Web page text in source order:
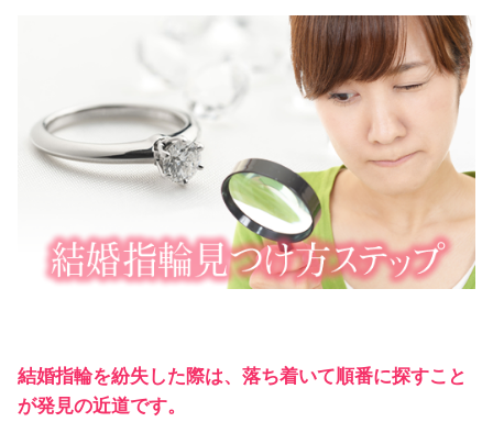
結婚指輪を紛失した際は、落ち着いて順番に探すこと
が発見の近道です。